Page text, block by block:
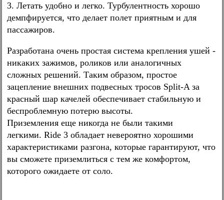
3. Летать удобно и легко. Турбулентность хорошо
демпфируется, что делает полет приятным и для
пассажиров.
Разработана очень простая система крепления ушей -
никаких зажимов, роликов или аналогичных
сложных решений. Таким образом, простое
зацепление внешних подвесных тросов Split-A за
красный шар качелей обеспечивает стабильную и
беспроблемную потерю высоты.
Приземления еще никогда не были такими
легкими. Ride 3 обладает невероятно хорошими
характеристиками разгона, которые гарантируют, что
вы сможете приземлиться с тем же комфортом,
которого ожидаете от соло.